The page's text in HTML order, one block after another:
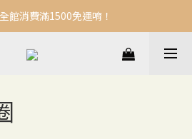
館消費滿1500免運唷！